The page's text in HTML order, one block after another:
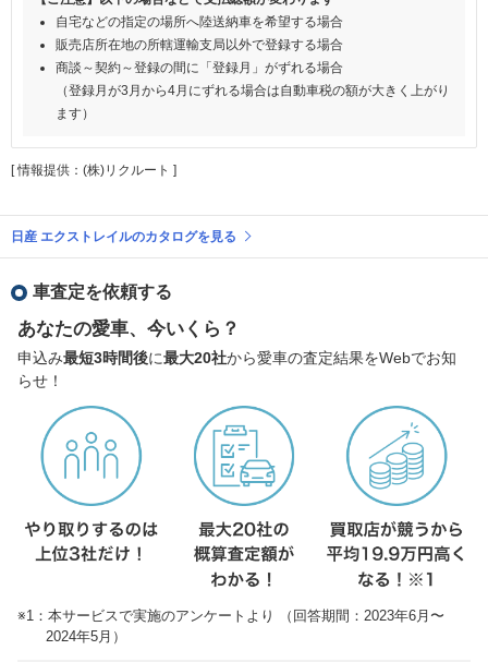
自宅などの指定の場所へ陸送納車を希望する場合
販売店所在地の所轄運輸支局以外で登録する場合
商談～契約～登録の間に「登録月」がずれる場合
（登録月が3月から4月にずれる場合は自動車税の額が大きく上がり
ます）
[ 情報提供：(株)リクルート ]
日産 エクストレイルのカタログを見る
車査定を依頼する
あなたの愛車、今いくら？
申込み最短3時間後に最大20社から愛車の査定結果をWebでお知
らせ！
※1：本サービスで実施のアンケートより （回答期間：2023年6月〜
2024年5月）